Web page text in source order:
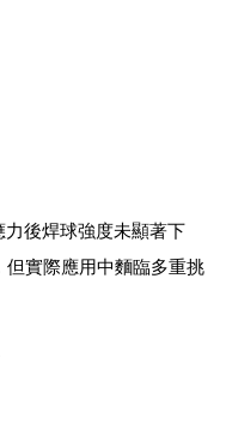
力後焊球強度未顯著下
但實際應用中麵臨多重挑